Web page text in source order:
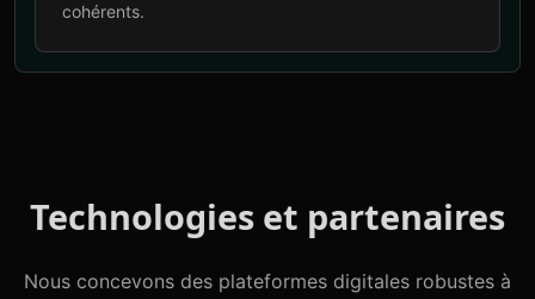
cohérents.
Technologies et partenaires
Nous concevons des plateformes digitales robustes à